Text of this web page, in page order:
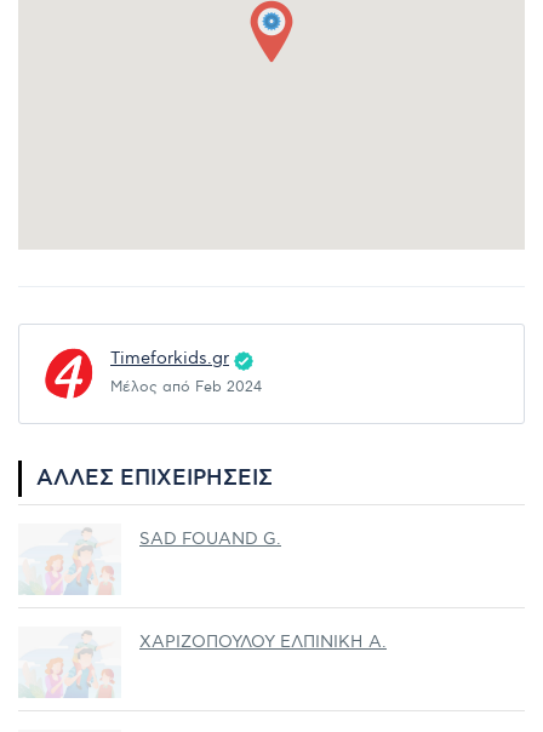
Timeforkids.gr
Μέλος από Feb 2024
ΆΛΛΕΣ ΕΠΙΧΕΙΡΉΣΕΙΣ
SAD FOUAND G.
ΧΑΡΙΖΟΠΟΥΛΟΥ ΕΛΠΙΝΙΚΗ Α.